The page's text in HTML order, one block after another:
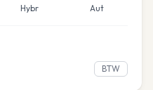
Hybr Aut
BTW